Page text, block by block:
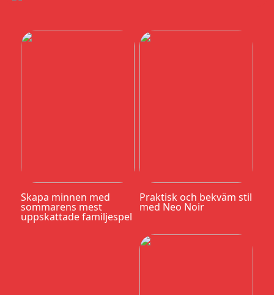
Skapa minnen med
sommarens mest
uppskattade familjespel
Praktisk och bekväm stil
med Neo Noir